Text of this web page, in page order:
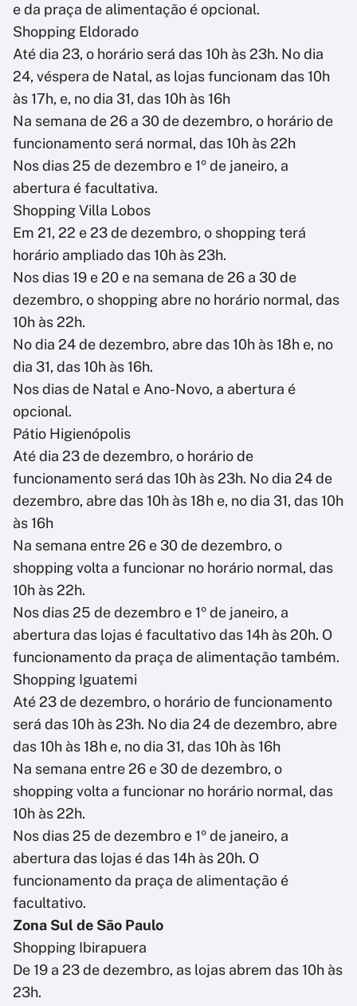
e da praça de alimentação é opcional.
Shopping Eldorado
Até dia 23, o horário será das 10h às 23h. No dia
24, véspera de Natal, as lojas funcionam das 10h
às 17h, e, no dia 31, das 10h às 16h
Na semana de 26 a 30 de dezembro, o horário de
funcionamento será normal, das 10h às 22h
Nos dias 25 de dezembro e 1º de janeiro, a
abertura é facultativa.
Shopping Villa Lobos
Em 21, 22 e 23 de dezembro, o shopping terá
horário ampliado das 10h às 23h.
Nos dias 19 e 20 e na semana de 26 a 30 de
dezembro, o shopping abre no horário normal, das
10h às 22h.
No dia 24 de dezembro, abre das 10h às 18h e, no
dia 31, das 10h às 16h.
Nos dias de Natal e Ano-Novo, a abertura é
opcional.
Pátio Higienópolis
Até dia 23 de dezembro, o horário de
funcionamento será das 10h às 23h. No dia 24 de
dezembro, abre das 10h às 18h e, no dia 31, das 10h
às 16h
Na semana entre 26 e 30 de dezembro, o
shopping volta a funcionar no horário normal, das
10h às 22h.
Nos dias 25 de dezembro e 1º de janeiro, a
abertura das lojas é facultativo das 14h às 20h. O
funcionamento da praça de alimentação também.
Shopping Iguatemi
Até 23 de dezembro, o horário de funcionamento
será das 10h às 23h. No dia 24 de dezembro, abre
das 10h às 18h e, no dia 31, das 10h às 16h
Na semana entre 26 e 30 de dezembro, o
shopping volta a funcionar no horário normal, das
10h às 22h.
Nos dias 25 de dezembro e 1º de janeiro, a
abertura das lojas é das 14h às 20h. O
funcionamento da praça de alimentação é
facultativo.
Zona Sul de São Paulo
Shopping Ibirapuera
De 19 a 23 de dezembro, as lojas abrem das 10h às
23h.